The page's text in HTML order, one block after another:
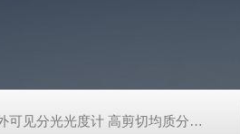
光光度计 高剪切均质分散机,成套反应釜装置,工业式超声波清洗机-722紫外可见分光光度计 高剪切均质分散机,成套反应釜装置,工业式超声波清洗机-722紫外可见分光光度计 高剪切均质分散机,成套反应釜装置,工业式超声波清洗机-722紫外可见分光光度计 高剪切均质分散机,成套反应釜装置,工业式超声波清洗机-722紫外可见分光光度计 高剪切均质分散机,成套反应釜装置,工业式超声波清洗机-722紫外可见分光光度计